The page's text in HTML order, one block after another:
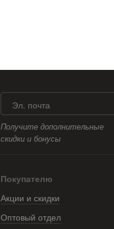
Эл. почта
Получите дополнительные
скидки и бонусы
Покупателю
Акции и скидки
Оптовый отдел